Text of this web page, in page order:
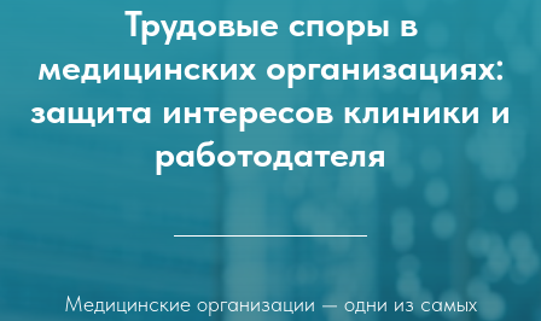
Трудовые споры в
медицинских организациях:
защита интересов клиники и
работодателя
Медицинские организации — одни из самых